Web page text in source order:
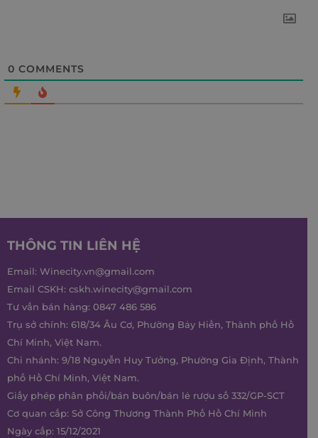
0 COMMENTS
THÔNG TIN LIÊN HỆ
Email: Winecity.vn@gmail.com
Email CSKH: cskh.winecity@gmail.com
Tư vấn bán hàng: 0847 486 586
Trụ sở chính: 618/34 Âu Cơ, Phường Bảy Hiền, Thành phố Hồ
Chí Minh, Việt Nam.
Chi nhánh: 9/18 Nguyễn Huy Tưởng, Phường Gia Định, Thành
phố Hồ Chí Minh, Việt Nam.
Giấy phép phân phối/bán buôn/bán lẻ rượu số 332/GP-SCT
Cơ quan cấp: Sở Công Thương Thành Phố Hồ Chí Minh
Ngày cấp: 15/12/2021